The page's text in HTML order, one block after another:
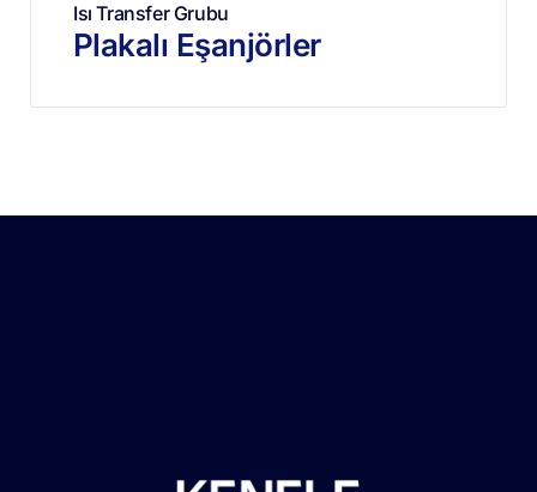
Isı Transfer Grubu
Plakalı Eşanjörler